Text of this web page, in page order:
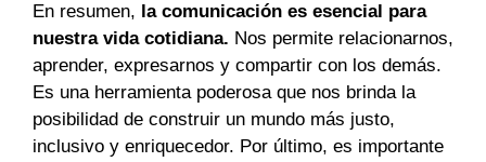
En resumen, la comunicación es esencial para
nuestra vida cotidiana. Nos permite relacionarnos,
aprender, expresarnos y compartir con los demás.
Es una herramienta poderosa que nos brinda la
posibilidad de construir un mundo más justo,
inclusivo y enriquecedor. Por último, es importante